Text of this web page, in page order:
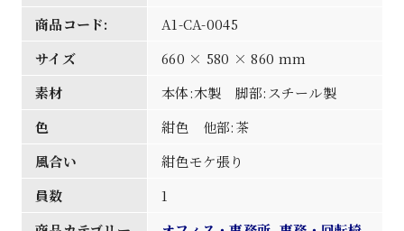
商品コード:
A1-CA-0045
サイズ
660 × 580 × 860 mm
素材
本体:木製 脚部:スチール製
色
紺色 他部:茶
風合い
紺色モケ張り
員数
1